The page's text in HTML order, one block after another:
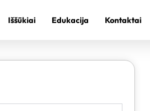
Iššūkiai Edukacija Kontaktai